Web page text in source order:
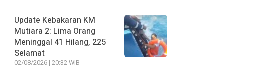
Update Kebakaran KM
Mutiara 2: Lima Orang
Meninggal 41 Hilang, 225
Selamat
02/08/2026 | 20:32 WIB